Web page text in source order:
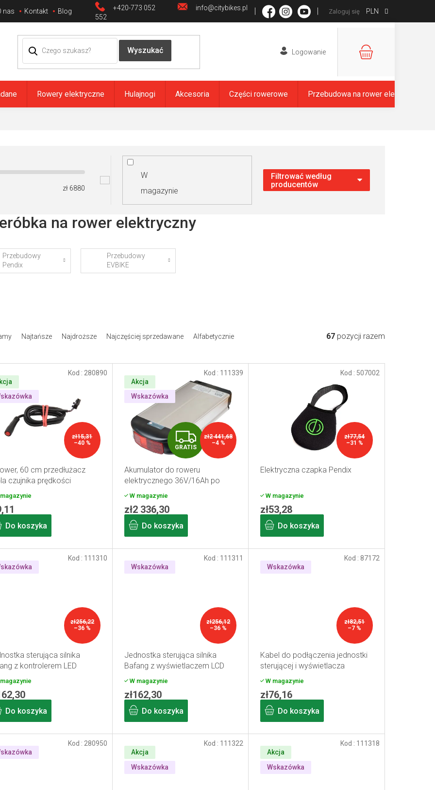
+420-773 052
552
info@citybikes.pl
nas Kontakt Blog PLN
Zaloguj się
KOSZYK
Rowery elektryczne Hulajnogi Akcesoria Części rowerowe Przebudowa na rower elektryczny
na rower elektryczny
Przebudowy
Pendix
Przebudowy
EVBIKE
Najtańsze Najdroższe Najczęściej sprzedawane Alfabetycznie 67 pozycji razem
zł15,31
–40 %
60 cm przedłużacz
czujnika prędkości
Do koszyka
Kod : 280890
Akcja
Wskazówka
G
R
A
GRATIS
zł2 441,68
–4 %
Akumulator do roweru
elektrycznego 36V/16Ah po
renowacji – typ Dolphin –
PROMOCJA
W magazynie
zł2 336,30
Do koszyka
Kod : 111339
zł77,54
–31 %
Elektryczna czapka Pendix
W magazynie
zł53,28
Do koszyka
Kod : 507002
zł256,22
–36 %
sterująca silnika
z kontrolerem LED
Do koszyka
Kod : 111310
Wskazówka
zł256,12
–36 %
Jednostka sterująca silnika
Bafang z wyświetlaczem LCD
W magazynie
zł162,30
Do koszyka
Kod : 111311
Wskazówka
zł82,51
–7 %
Kabel do podłączenia jednostki
sterującej i wyświetlacza
W magazynie
zł76,16
Do koszyka
Kod : 87172
Kod : 280950
Akcja
Wskazówka
Kod : 111322
Akcja
Wskazówka
Kod : 111318
zł 6880
W
magazynie